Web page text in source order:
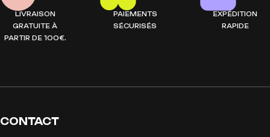
LIVRAISON
GRATUITE À
PARTIR DE 100€.
PAIEMENTS
SÉCURISÉS
EXPÉDITION
RAPIDE
CONTACT